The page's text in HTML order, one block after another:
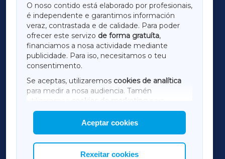
O noso contido está elaborado por profesionais,
é independente e garantimos información
veraz, contrastada e de calidade. Para poder
ofrecer este servizo de forma gratuíta,
financiamos a nosa actividade mediante
publicidade. Para iso, necesitamos o teu
consentimento.
Se aceptas, utilizaremos cookies de analítica
para medir a nosa audiencia. Tamén
utilizaremos
cookies de marketing
mostrar publicidade de terceiros.
Así mesmo, podes personalizar a elección das
cookies que desexas permitir.
Aceptar cookies
Rexeitar cookies
LUGOXA
TERRACHAXA
AMARIÑAXA
RIBEIRASACRAXA
ACORUÑAXA